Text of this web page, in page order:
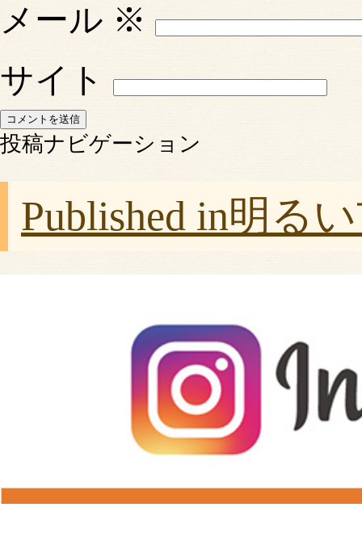
メール ※
サイト
投稿ナビゲーション
Published in明る